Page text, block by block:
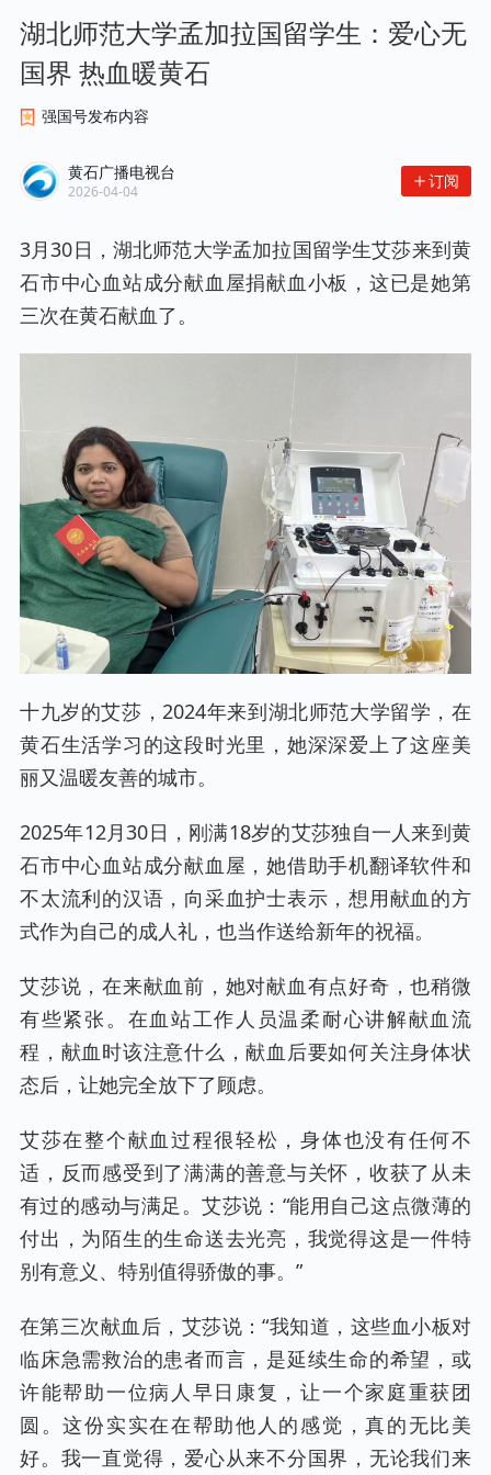
湖北师范大学孟加拉国留学生：爱心无
国界 热血暖黄石
强国号发布内容
黄石广播电视台
2026-04-04
订阅
3月30日，湖北师范大学孟加拉国留学生艾莎来到黄
石市中心血站成分献血屋捐献血小板，这已是她第
三次在黄石献血了。
十九岁的艾莎，2024年来到湖北师范大学留学，在
黄石生活学习的这段时光里，她深深爱上了这座美
丽又温暖友善的城市。
2025年12月30日，刚满18岁的艾莎独自一人来到黄
石市中心血站成分献血屋，她借助手机翻译软件和
不太流利的汉语，向采血护士表示，想用献血的方
式作为自己的成人礼，也当作送给新年的祝福。
艾莎说，在来献血前，她对献血有点好奇，也稍微
有些紧张。在血站工作人员温柔耐心讲解献血流
程，献血时该注意什么，献血后要如何关注身体状
态后，让她完全放下了顾虑。
艾莎在整个献血过程很轻松，身体也没有任何不
适，反而感受到了满满的善意与关怀，收获了从未
有过的感动与满足。艾莎说：“能用自己这点微薄的
付出，为陌生的生命送去光亮，我觉得这是一件特
别有意义、特别值得骄傲的事。”
在第三次献血后，艾莎说：“我知道，这些血小板对
临床急需救治的患者而言，是延续生命的希望，或
许能帮助一位病人早日康复，让一个家庭重获团
圆。这份实实在在帮助他人的感觉，真的无比美
好。我一直觉得，爱心从来不分国界，无论我们来